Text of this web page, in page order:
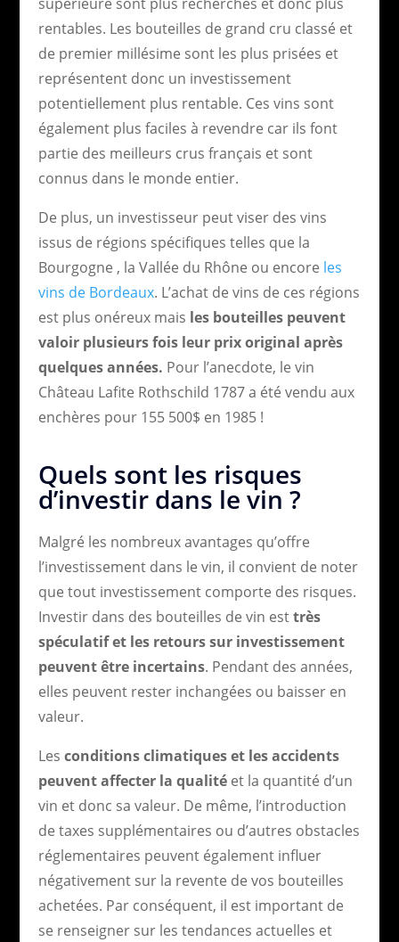
rentables. Les bouteilles de grand cru classé et
de premier millésime sont les plus prisées et
représentent donc un investissement
potentiellement plus rentable. Ces vins sont
également plus faciles à revendre car ils font
partie des meilleurs crus français et sont
connus dans le monde entier.
De plus, un investisseur peut viser des vins
issus de régions spécifiques telles que la
Bourgogne , la Vallée du Rhône ou encore les
vins de Bordeaux. L’achat de vins de ces régions
est plus onéreux mais les bouteilles peuvent
valoir plusieurs fois leur prix original après
quelques années. Pour l’anecdote, le vin
Château Lafite Rothschild 1787 a été vendu aux
enchères pour 155 500$ en 1985 !
Quels sont les risques
d’investir dans le vin ?
Malgré les nombreux avantages qu’offre
l’investissement dans le vin, il convient de noter
que tout investissement comporte des risques.
Investir dans des bouteilles de vin esttrès
spéculatif et les retours sur investissement
peuvent être incertains. Pendant des années,
elles peuvent rester inchangées ou baisser en
valeur.
Les conditions climatiques et les accidents
peuvent affecter la qualitéet la quantité d’un
vin et donc sa valeur. De même, l’introduction
de taxes supplémentaires ou d’autres obstacles
réglementaires peuvent également influer
négativement sur la revente de vos bouteilles
achetées. Par conséquent, il est important de
se renseigner sur les tendances actuelles et